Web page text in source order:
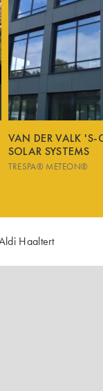
VAN DER VALK 'S-
SOLAR SYSTEMS
TRESPA® METEON®
Haaltert